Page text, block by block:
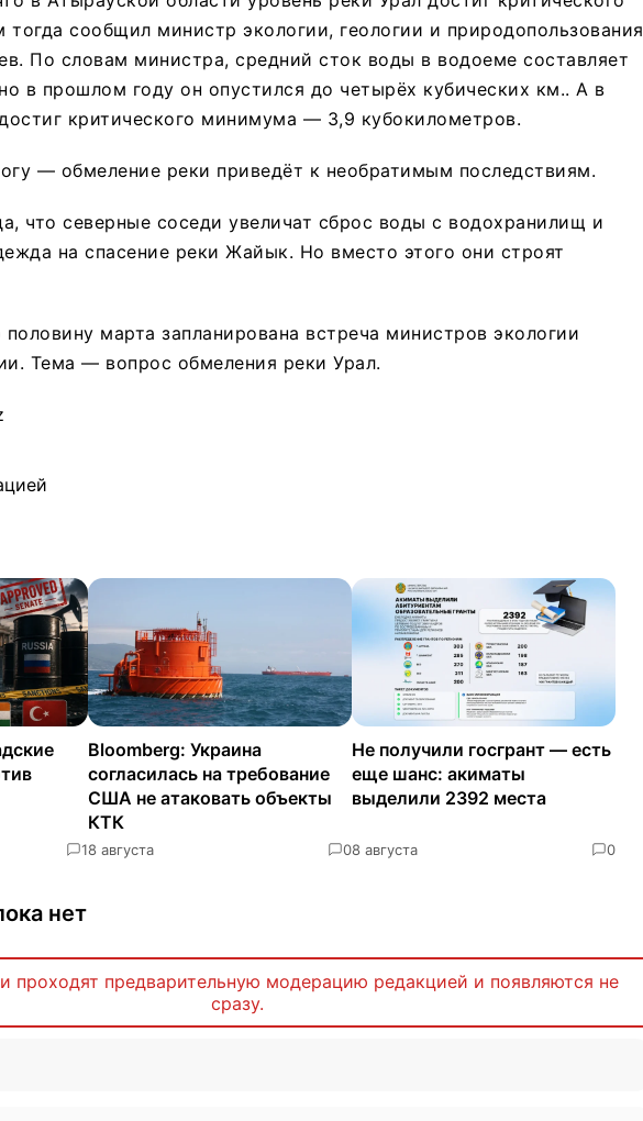
сообщил министр экологии, геологии и природопользования
По словам министра, средний сток воды в водоеме составляет
в прошлом году он опустился до четырёх кубических км.. А в
критического минимума — 3,9 кубокилометров.
— обмеление реки приведёт к необратимым последствиям.
что северные соседи увеличат сброс воды с водохранилищ и
на спасение реки Жайык. Но вместо этого они строят
марта запланирована встреча министров экологии
Тема — вопрос обмеления реки Урал.
1
Bloomberg: Украина
согласилась на требование
США не атаковать объекты
КТК
8 августа 0
Не получили госгрант — есть
еще шанс: акиматы
выделили 2392 места
8 августа 0
нет
проходят предварительную модерацию редакцией и появляются не
сразу.